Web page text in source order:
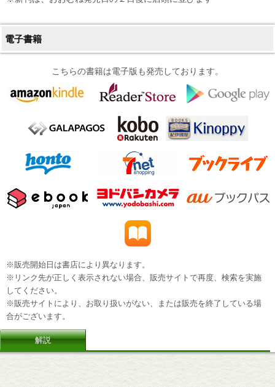
電子書籍
こちらの書籍は電子版も発売しております。
※販売開始日は書店により異なります。
※リンク先が正しく表示されない場合、販売サイトで再度、検索を実施
してください。
※販売サイトにより、お取り扱いがない、または販売を終了している場
合がございます。
解説